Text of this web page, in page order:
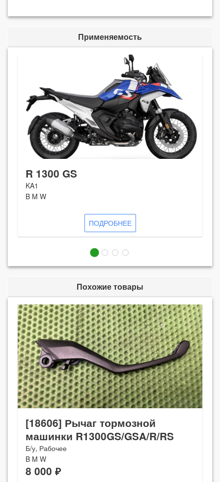
Применяемость
R 1300 GS
KA1
B M W
ПОДРОБНЕЕ
Похожие товары
[18606] Рычаг тормозной
машинки R1300GS/GSA/R/RS
Б/у, Рабочее
B M W
8 000 ₽